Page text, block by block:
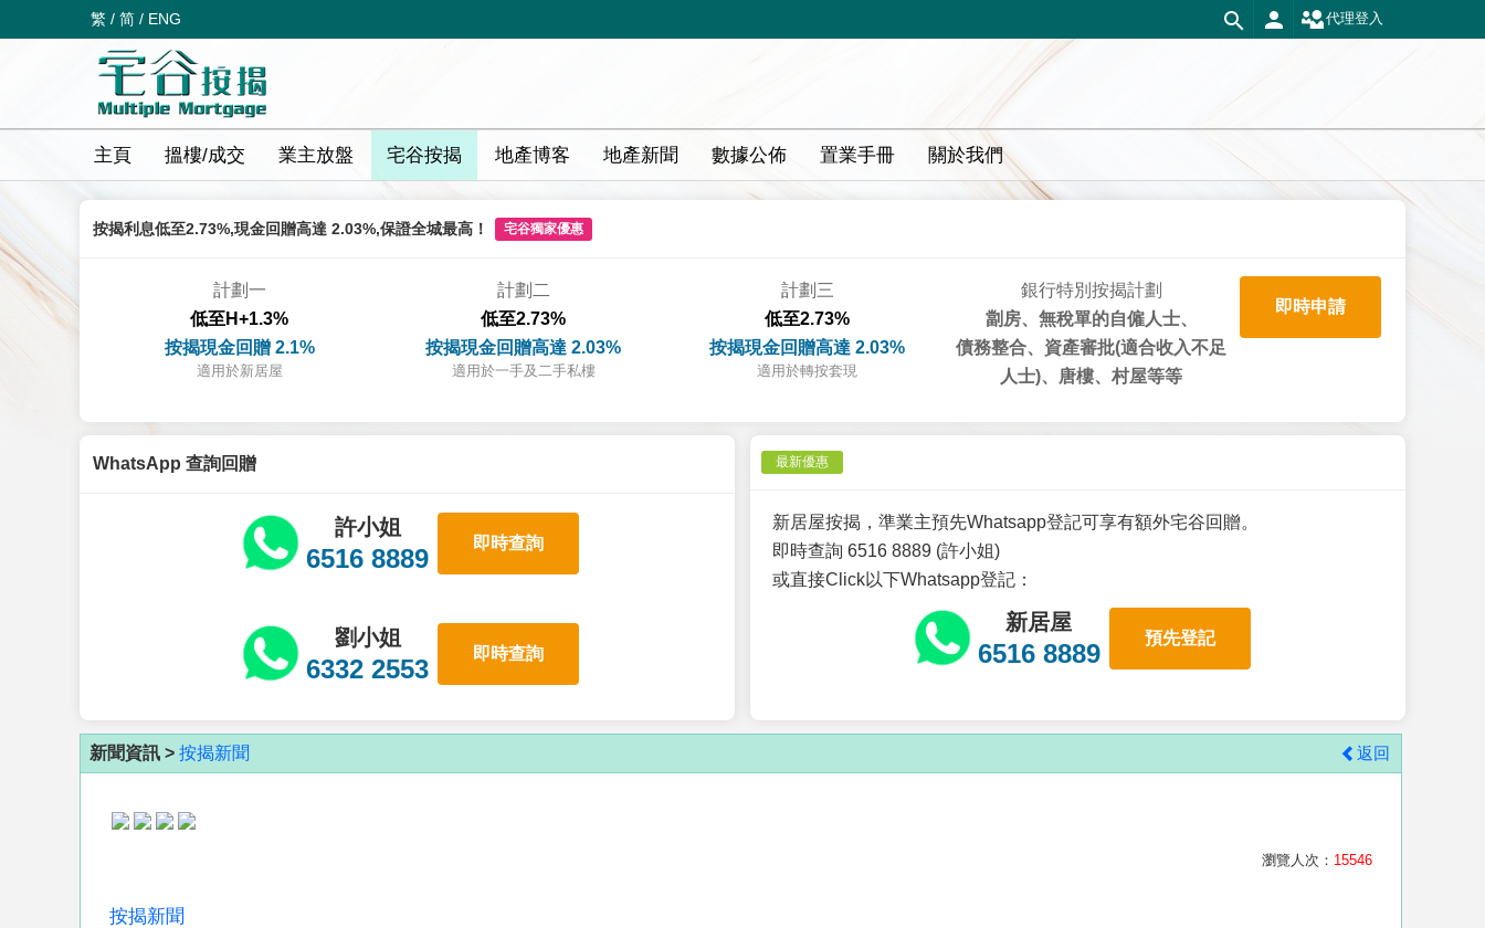
繁 / 简 / ENG 代理登入
主頁 搵樓/成交 業主放盤 宅谷按揭 地產博客 地產新聞 數據公佈 置業手冊 關於我們
按揭利息低至2.73%,現金回贈高達 2.03%,保證全城最高！ 宅谷獨家優惠
計劃一
低至H+1.3%
按揭現金回贈 2.1%
適用於新居屋
計劃二
低至2.73%
按揭現金回贈高達 2.03%
適用於一手及二手私樓
計劃三
低至2.73%
按揭現金回贈高達 2.03%
適用於轉按套現
銀行特別按揭計劃
劏房、無稅單的自僱人士、
債務整合、資產審批(適合收入不足
人士)、唐樓、村屋等等
即時申請
WhatsApp 查詢回贈
許小姐
6516 8889
即時查詢
劉小姐
6332 2553
即時查詢
最新優惠
新居屋按揭，準業主預先Whatsapp登記可享有額外宅谷回贈。
即時查詢 6516 8889 (許小姐)
或直接Click以下Whatsapp登記：
新居屋
6516 8889
預先登記
新聞資訊 > 按揭新聞 返回
瀏覽人次： 15546
按揭新聞